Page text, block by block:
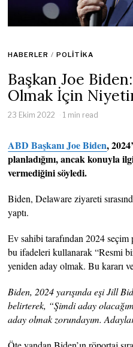
HABERLER / POLITIKA
Başkan Joe
Olmak İçin
23 Ekim 2022 1 min read
ABD Başkanı Joe Biden,
planladığını, ancak konuyla
vermediğini söyledi.
Biden, Delaware ziyareti
yaptı.
Ev sahibi tarafından 2024
bu ifadeleri kullanarak “Resmi
yeniden aday olmak. Bu kararı
Biden, 2024 yarışında eşi Jill
belirterek, “Şimdi aday
aday olmak zorundayım.